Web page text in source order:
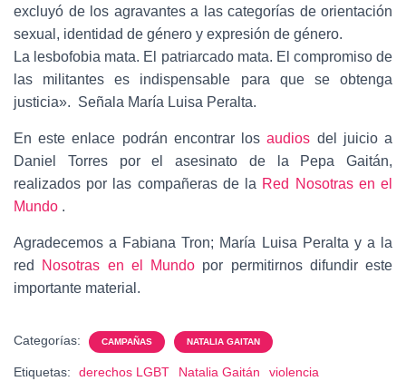
excluyó de los agravantes a las categorías de orientación
sexual, identidad de género y expresión de género.
La lesbofobia mata. El patriarcado mata. El compromiso de
las militantes es indispensable para que se obtenga
justicia». Señala María Luisa Peralta.
En este enlace podrán encontrar losaudios del juicio a
Daniel Torres por el asesinato de la Pepa Gaitán,
realizados por las compañeras de la Red Nosotras en el
Mundo .
Agradecemos a Fabiana Tron; María Luisa Peralta y a la
red
Nosotras en el Mundo por permitirnos difundir este
importante material.
Categorías: CAMPAÑAS NATALIA GAITAN
Etiquetas: derechos LGBT Natalia Gaitán violencia